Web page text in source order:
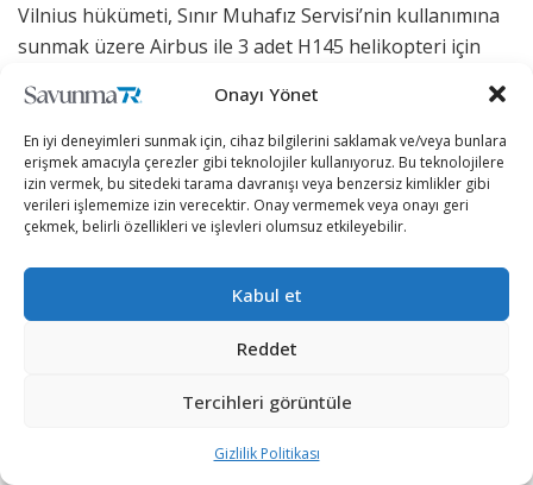
Onayı Yönet
En iyi deneyimleri sunmak için, cihaz bilgilerini saklamak ve/veya bunlara
erişmek amacıyla çerezler gibi teknolojiler kullanıyoruz. Bu teknolojilere
izin vermek, bu sitedeki tarama davranışı veya benzersiz kimlikler gibi
verileri işlememize izin verecektir. Onay vermemek veya onayı geri
çekmek, belirli özellikleri ve işlevleri olumsuz etkileyebilir.
Kabul et
Reddet
Tercihleri görüntüle
Gizlilik Politikası
Vilnius hükümeti, Sınır Muhafız Servisi’nin kullanımına
sunmak üzere Airbus ile 3 adet H145 helikopteri için
kapsamında Litvanya tarafından sipariş edilen 3 adet
H145; arama ve kurtarma, afet yardımı ve medevac, sınır
devriyesi, itfaiye, donör organlarının taşınması ve
konuşlandırılması dahil olmak üzere çok çeşitli görevler
için kullanılacak.
Yapılan anlaşma ile ilgili konuşan Litvanya İçişleri
Bakanı Agné Bilotaité, “Sınır Muhafız Servisimize çok
ekipman sağlamak için önemli kaynaklar